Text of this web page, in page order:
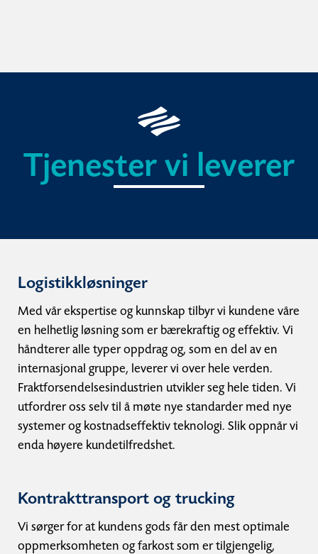
Tjenester vi leverer
Logistikkløsninger
Med vår ekspertise og kunnskap tilbyr vi kundene våre
en helhetlig løsning som er bærekraftig og effektiv. Vi
håndterer alle typer oppdrag og, som en del av en
internasjonal gruppe, leverer vi over hele verden.
Fraktforsendelsesindustrien utvikler seg hele tiden. Vi
utfordrer oss selv til å møte nye standarder med nye
systemer og kostnadseffektiv teknologi. Slik oppnår vi
enda høyere kundetilfredshet.
Kontrakttransport og trucking
Vi sørger for at kundens gods får den mest optimale
oppmerksomheten og farkost som er tilgjengelig,